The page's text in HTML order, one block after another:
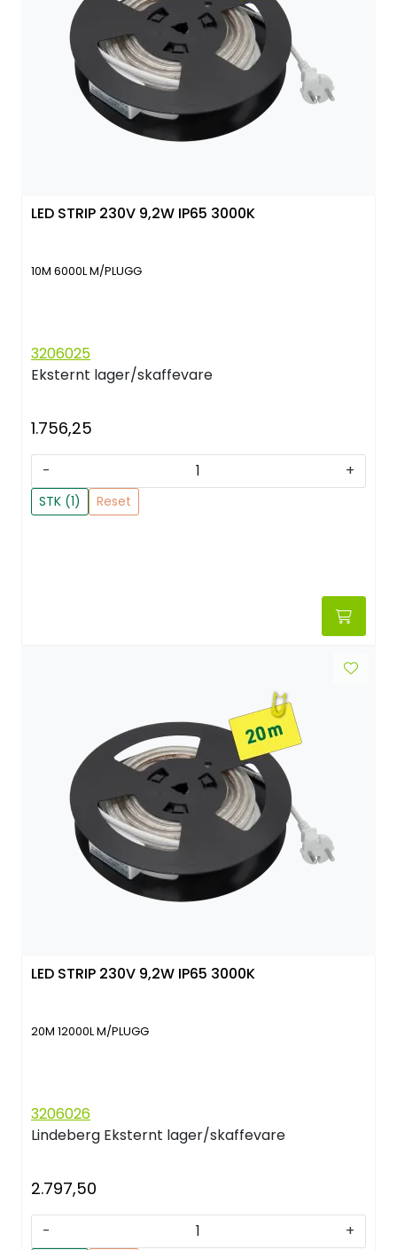
LED STRIP 230V 9,2W IP65 3000K
10M 6000L M/PLUGG
3206025
Eksternt lager/skaffevare
1.756,25
- +
STK (1) Reset
LED STRIP 230V 9,2W IP65 3000K
20M 12000L M/PLUGG
3206026
Lindeberg Eksternt lager/skaffevare
2.797,50
- +